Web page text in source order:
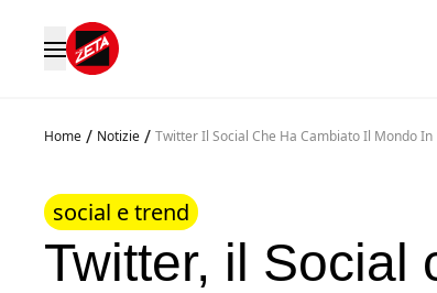
Home / Notizie / Twitter Il Social Che Ha Cambiato Il Mondo
social e trend
Twitter, il Social